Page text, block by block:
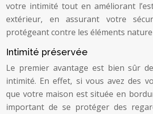
votre intimité tout en améliorant
extérieur, en assurant votre
protégeant contre les éléments
Intimité préservée
Le premier avantage est bien sûr
intimité. En effet, si vous avez des
que votre maison est située en
important de se protéger des